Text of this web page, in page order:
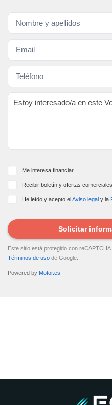
Me interesa financiar
Recibir boletín y ofertas comerciales
He leído y acepto elAviso legal y la
Solicitar
Este sitio está protegido con
Términos de uso de Google.
Powered by Motor.es